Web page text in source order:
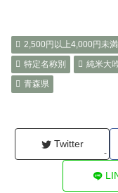
2,500円以上4,000円未満
特定名称別
純米大
青森県
Twitter
-